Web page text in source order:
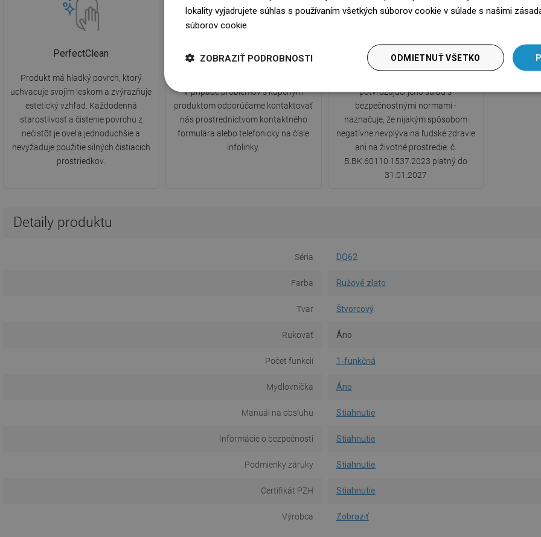
PerfectClean
Produkt má hladký povrch, ktorý
uchvacuje svojím leskom a zvýrazňuje
estetický vzhľad. Každodenná
starostlivosť a čistenie povrchu z
nečistôt je oveľa jednoduchšie a
nevyžaduje použitie silných čistiacich
prostriedkov.
2 roky záruky
V prípade problémov s kúpeným
produktom odporúčame kontaktovať
nás prostredníctvom kontaktného
formulára alebo telefonicky na čísle
infolinky.
Certifikát hygieny PZH
potvrdzujúci jeho súlad s
bezpečnostnými normami -
naznačuje, že nijakým spôsobom
negatívne nevplýva na ľudské zdravie
ani na životné prostredie. č.
B.BK.60110.1537.2023 platný do
31.01.2027
Detaily produktu
Séria DQ62
Farba Ružové zlato
Tvar Štvorcový
Rukoväť Áno
Počet funkcií 1-funkčná
Mydlovnička Áno
Manuál na obsluhu Stiahnutie
Informácie o bezpečnosti Stiahnutie
Podmienky záruky Stiahnutie
Certifikát PZH Stiahnutie
Výrobca Zobraziť
lokality vyjadrujete súhlas s používaním všetkých súborov cookie v súlade s našimi
súborov cookie.
ODMIETNUŤ VŠETKO
ZOBRAZIŤ PODROBNOSTI